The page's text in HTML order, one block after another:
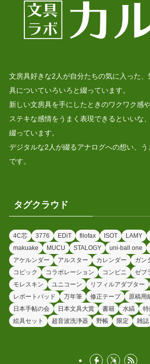
文房具好きな2人が自分たちの気に入った
具についていろいろと綴っています。
新しい文房具を手にしたときのワクワク感
ステキな感情をうまく表現できるといいな
綴っています。
デジタルな2人が綴るアナログへの想い、
です。
タグクラウド
4C芯 3776 EDiT filofax ISOT LAMY
makuake
MUCU STALOGY uni-ball one
アケルンダー
アルスター カレンダー ガン
コピック
コラボレーション コンビニ ゼブ
モレスキン
ユニコーン リフィルアダプター
レポートパッド
万年筆 修正テープ 原稿用
日本手帖の会
日本文具大賞 書籍 水縞
絵具セット
超音波洗浄器 野帳 限定 雑誌